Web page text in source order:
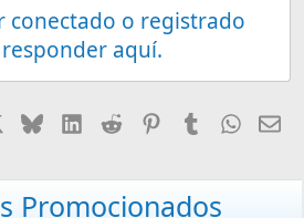
conectado o registrado
aquí.
BlueskyLinkedInRedditPinterestTumblr
Promocionados